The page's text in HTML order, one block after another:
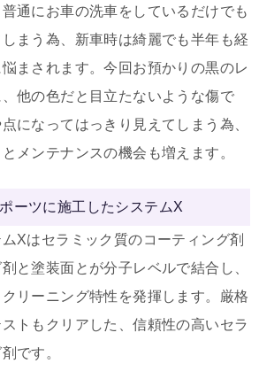
通にお車の洗車をしているだけでも
まう為、新車時は綺麗でも半年も経
まされます。今回お預かりの黒のレ
他の色だと目立たないような傷で
になってはっきり見えてしまう為、
メンテナンスの機会も増えます。
ーツに施工したシステムX
Xはセラミック質のコーティング剤
と塗装面とが分子レベルで結合し、
リーニング特性を発揮します。厳格
トもクリアした、信頼性の高いセラ
です。